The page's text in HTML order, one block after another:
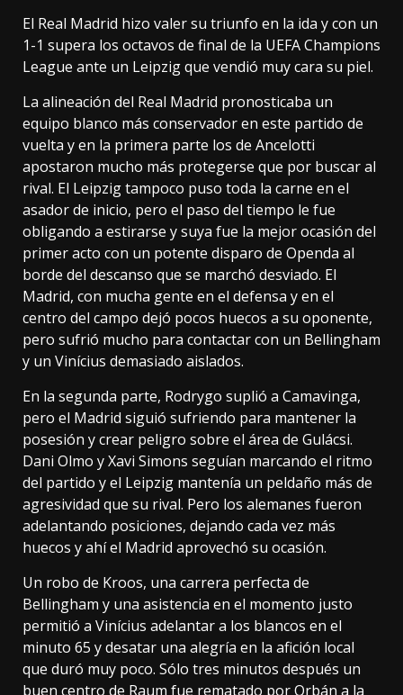
El Real Madrid hizo valer su triunfo en la ida y con un
1-1 supera los octavos de final de la UEFA Champions
League ante un Leipzig que vendió muy cara su piel.
La alineación del Real Madrid pronosticaba un
equipo blanco más conservador en este partido de
vuelta y en la primera parte los de Ancelotti
apostaron mucho más protegerse que por buscar al
rival. El Leipzig tampoco puso toda la carne en el
asador de inicio, pero el paso del tiempo le fue
obligando a estirarse y suya fue la mejor ocasión del
primer acto con un potente disparo de Openda al
borde del descanso que se marchó desviado. El
Madrid, con mucha gente en el defensa y en el
centro del campo dejó pocos huecos a su oponente,
pero sufrió mucho para contactar con un Bellingham
y un Vinícius demasiado aislados.
En la segunda parte, Rodrygo suplió a Camavinga,
pero el Madrid siguió sufriendo para mantener la
posesión y crear peligro sobre el área de Gulácsi.
Dani Olmo y Xavi Simons seguían marcando el ritmo
del partido y el Leipzig mantenía un peldaño más de
agresividad que su rival. Pero los alemanes fueron
adelantando posiciones, dejando cada vez más
huecos y ahí el Madrid aprovechó su ocasión.
Un robo de Kroos, una carrera perfecta de
Bellingham y una asistencia en el momento justo
permitió a Vinícius adelantar a los blancos en el
minuto 65 y desatar una alegría en la afición local
que duró muy poco. Sólo tres minutos después un
buen centro de Raum fue rematado por Orbán a la